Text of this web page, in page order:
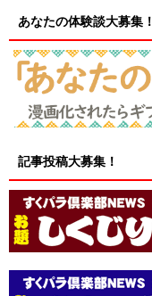
あなたの体験談大募集！
記事投稿大募集！